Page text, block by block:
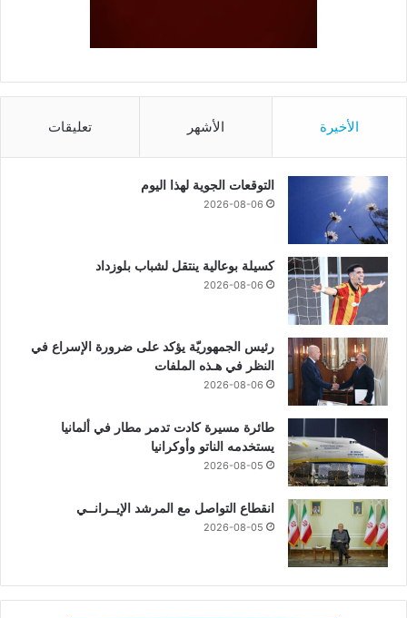
الأخيرة الأشهر تعليقات
التوقعات الجوية لهذا اليوم
2026-08-06
كسيلة بوعالية ينتقل لشباب بلوزداد
2026-08-06
رئيس الجمهوريّة يؤكد على ضرورة الإسراع في
النظر في هـذه الملفات
2026-08-06
طائرة مسيرة كادت تدمر مطار في ألمانيا
يستخدمه الناتو وأوكرانيا
2026-08-05
انقطاع التواصل مع المرشد الإيــرانــي
2026-08-05